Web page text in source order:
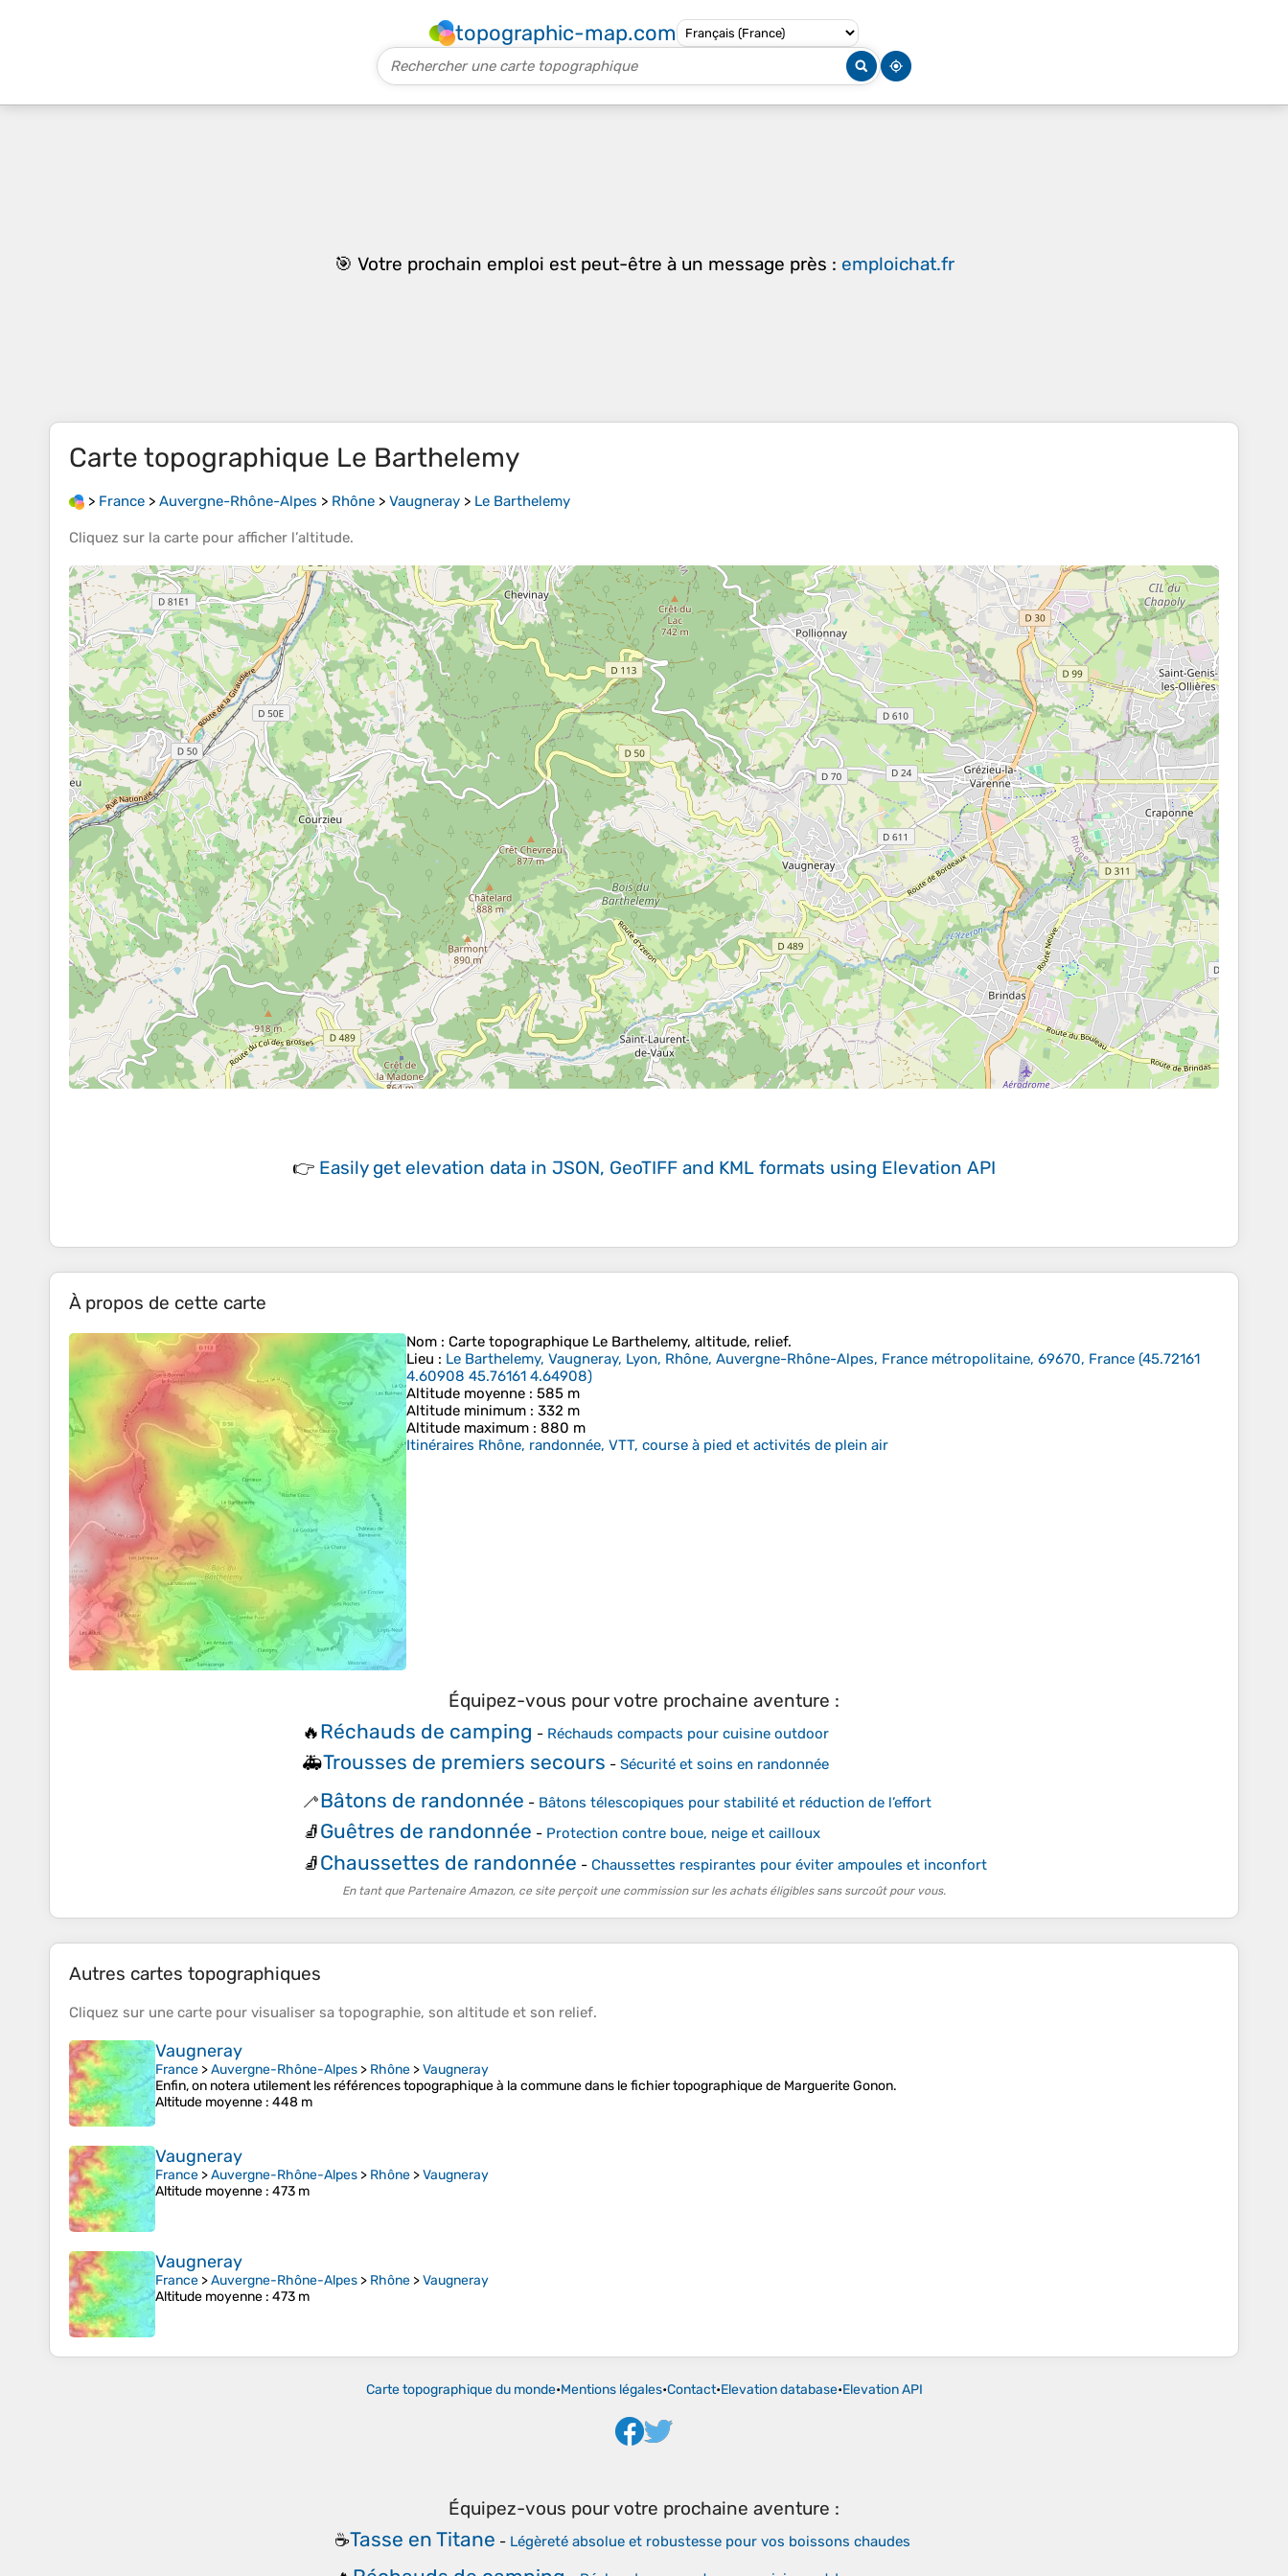
topographic-map.com
🎯 Votre prochain emploi est peut-être à un message près : emploichat.fr
Carte topographique Le Barthelemy
> France > Auvergne-Rhône-Alpes > Rhône > Vaugneray > Le Barthelemy
Cliquez sur la carte pour afficher l’altitude.
👉 Easily get elevation data in JSON, GeoTIFF and KML formats using Elevation API
À propos de cette carte
Nom : Carte topographique Le Barthelemy, altitude, relief.
Lieu : Le Barthelemy, Vaugneray, Lyon, Rhône, Auvergne-Rhône-Alpes, France métropolitaine, 69670, France (45.72161
4.60908 45.76161 4.64908)
Altitude moyenne : 585 m
Altitude minimum : 332 m
Altitude maximum : 880 m
Itinéraires Rhône, randonnée, VTT, course à pied et activités de plein air
Équipez-vous pour votre prochaine aventure :
🔥Réchauds de camping - Réchauds compacts pour cuisine outdoor
🚑Trousses de premiers secours - Sécurité et soins en randonnée
🦯Bâtons de randonnée - Bâtons télescopiques pour stabilité et réduction de l’effort
🧦Guêtres de randonnée - Protection contre boue, neige et cailloux
🧦Chaussettes de randonnée - Chaussettes respirantes pour éviter ampoules et inconfort
En tant que Partenaire Amazon, ce site perçoit une commission sur les achats éligibles sans surcoût pour vous.
Autres cartes topographiques
Cliquez sur une carte pour visualiser sa topographie, son altitude et son relief.
Vaugneray
France >Auvergne-Rhône-Alpes > Rhône >Vaugneray
Enfin, on notera utilement les références topographique à la commune dans le fichier topographique de Marguerite Gonon.
Altitude moyenne : 448 m
Vaugneray
France >Auvergne-Rhône-Alpes > Rhône >Vaugneray
Altitude moyenne : 473 m
Vaugneray
France >Auvergne-Rhône-Alpes > Rhône >Vaugneray
Altitude moyenne : 473 m
Carte topographique du monde•Mentions légales•Contact•Elevation database•Elevation API
Équipez-vous pour votre prochaine aventure :
☕Tasse en Titane - Légèreté absolue et robustesse pour vos boissons chaudes